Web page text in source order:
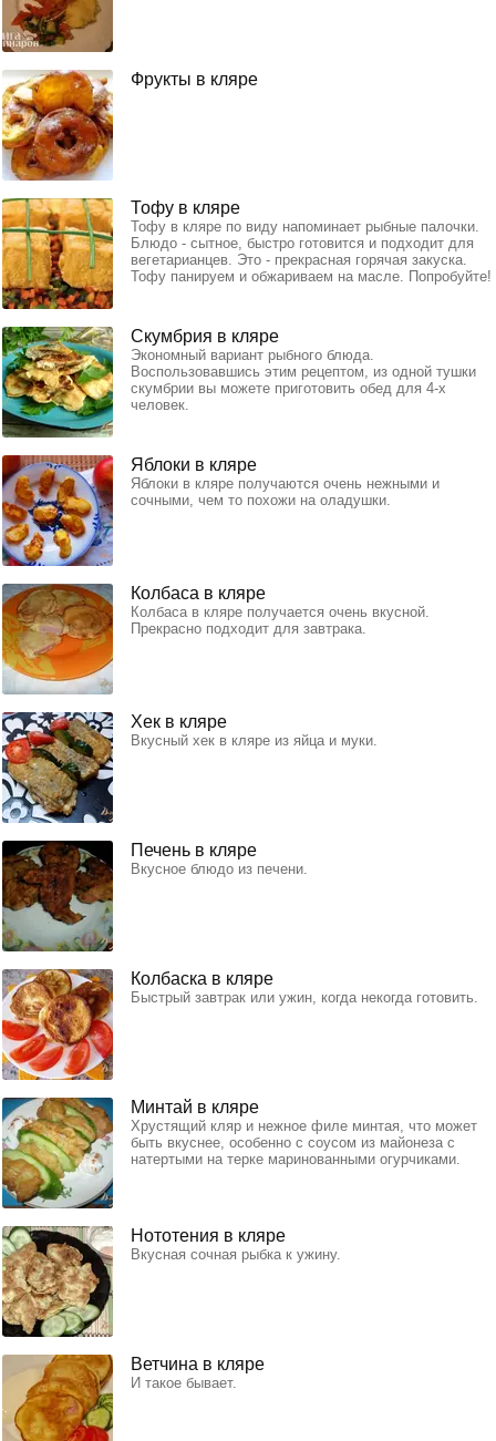
Фрукты в кляре
Тофу в кляре
Тофу в кляре по виду напоминает рыбные палочки.
Блюдо - сытное, быстро готовится и подходит для
вегетарианцев. Это - прекрасная горячая закуска.
Тофу панируем и обжариваем на масле. Попробуйте!
Скумбрия в кляре
Экономный вариант рыбного блюда.
Воспользовавшись этим рецептом, из одной тушки
скумбрии вы можете приготовить обед для 4-х
человек.
Яблоки в кляре
Яблоки в кляре получаются очень нежными и
сочными, чем то похожи на оладушки.
Колбаса в кляре
Колбаса в кляре получается очень вкусной.
Прекрасно подходит для завтрака.
Хек в кляре
Вкусный хек в кляре из яйца и муки.
Печень в кляре
Вкусное блюдо из печени.
Колбаска в кляре
Быстрый завтрак или ужин, когда некогда готовить.
Минтай в кляре
Хрустящий кляр и нежное филе минтая, что может
быть вкуснее, особенно с соусом из майонеза с
натертыми на терке маринованными огурчиками.
Нототения в кляре
Вкусная сочная рыбка к ужину.
Ветчина в кляре
И такое бывает.